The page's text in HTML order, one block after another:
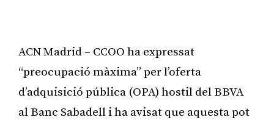
ACN Madrid – CCOO ha expressat
“preocupació màxima” per l’oferta
d’adquisició pública (OPA) hostil del BBVA
al Banc Sabadell i ha avisat que aquesta pot